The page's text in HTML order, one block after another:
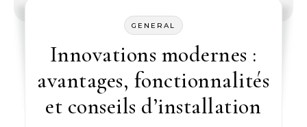
GENERAL
Innovations modernes :
avantages, fonctionnalités
et conseils d’installation